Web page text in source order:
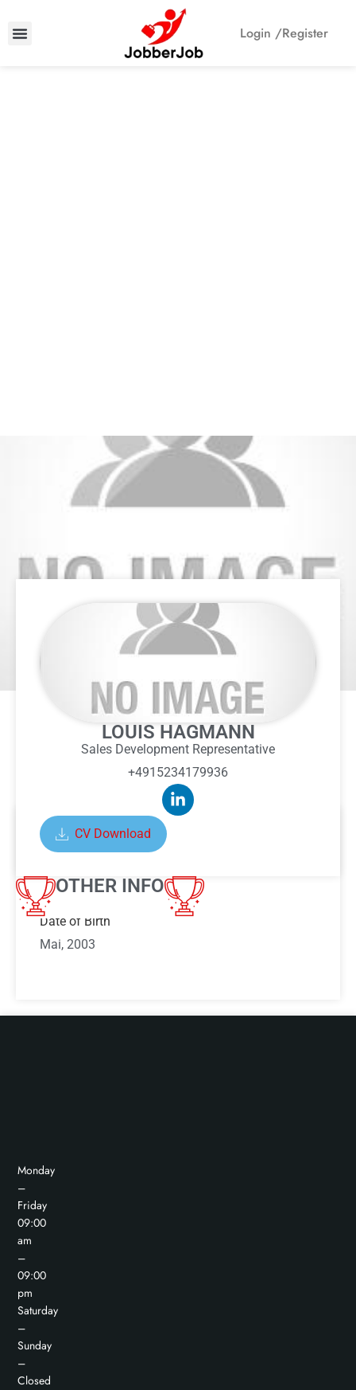
Login /Register
LOUIS HAGMANN
Sales Development Representative
+4915234179936
CV Download
OTHER INFO
ABOUT LOUIS HAGMANN
Date of Birth
Mai, 2003
Monday
–
Friday
09:00
am
–
09:00
pm
Saturday
–
Sunday
–
Closed